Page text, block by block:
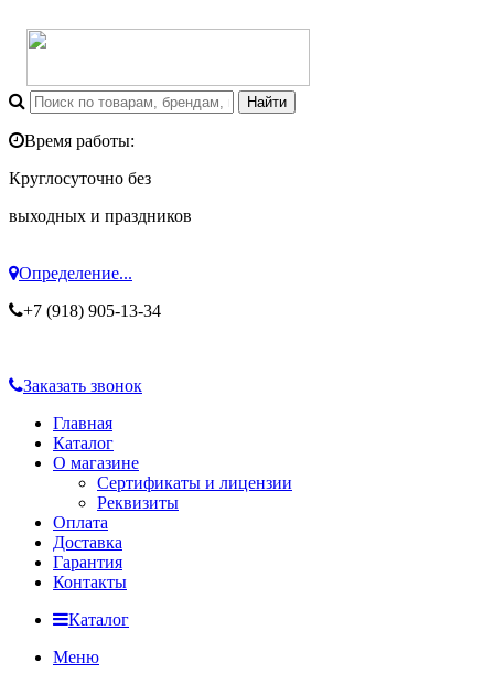
Время работы:
Круглосуточно без
выходных и праздников
Определение...
+7 (918) 905-13-34
Заказать звонок
Главная
Каталог
О магазине
Сертификаты и лицензии
Реквизиты
Оплата
Доставка
Гарантия
Контакты
Каталог
Меню